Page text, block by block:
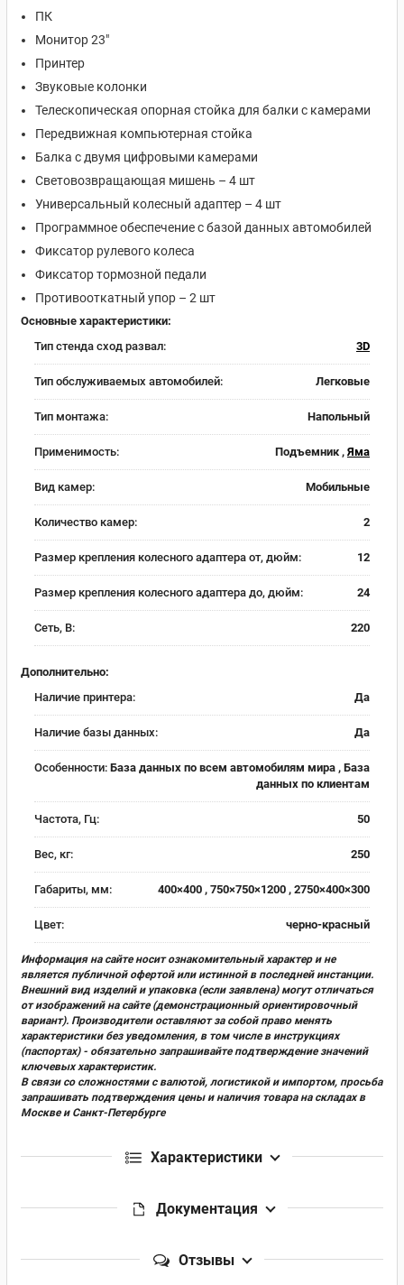
ПК
Монитор 23"
Принтер
Звуковые колонки
Телескопическая опорная стойка для балки с камерами
Передвижная компьютерная стойка
Балка с двумя цифровыми камерами
Световозвращающая мишень – 4 шт
Универсальный колесный адаптер – 4 шт
Программное обеспечение с базой данных автомобилей
Фиксатор рулевого колеса
Фиксатор тормозной педали
Противооткатный упор – 2 шт
Основные характеристики:
Тип стенда сход развал:
3D
Тип обслуживаемых автомобилей: Легковые
Тип монтажа: Напольный
Применимость: Подъемник , Яма
Вид камер: Мобильные
Количество камер: 2
Размер крепления колесного адаптера от, дюйм: 12
Размер крепления колесного адаптера до, дюйм: 24
Сеть, В: 220
Дополнительно:
Наличие принтера:
Да
Наличие базы данных: Да
Особенности: База данных по всем автомобилям мира , База
данных по клиентам
Частота, Гц: 50
Вес, кг: 250
Габариты, мм: 400×400 , 750×750×1200 , 2750×400×300
Цвет: черно-красный
Информация на сайте носит ознакомительный характер и не
является публичной офертой или истинной в последней инстанции.
Внешний вид изделий и упаковка (если заявлена) могут отличаться
от изображений на сайте (демонстрационный ориентировочный
вариант). Производители оставляют за собой право менять
характеристики без уведомления, в том числе в инструкциях
(паспортах) - обязательно запрашивайте подтверждение значений
ключевых характеристик.
В связи со сложностями с валютой, логистикой и импортом, просьба
запрашивать подтверждения цены и наличия товара на складах в
Москве и Санкт-Петербурге
Характеристики
Документация
Отзывы